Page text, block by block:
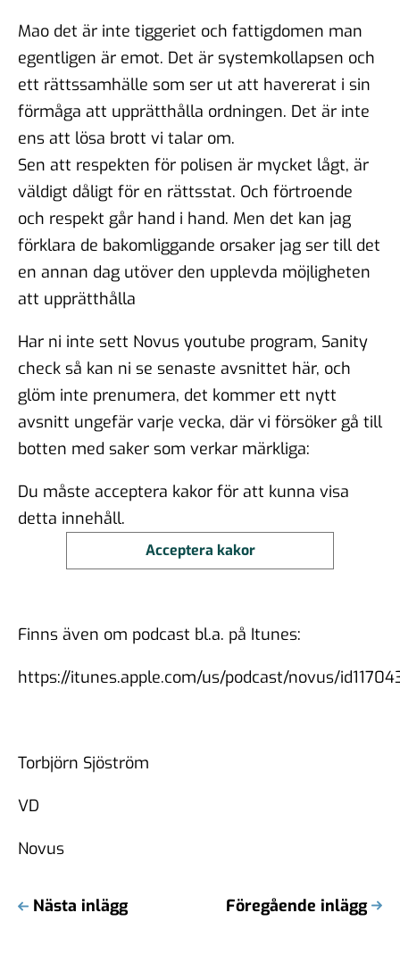
Mao det är inte tiggeriet och fattigdomen man
egentligen är emot. Det är systemkollapsen och
ett rättssamhälle som ser ut att havererat i sin
förmåga att upprätthålla ordningen. Det är inte
ens att lösa brott vi talar om.
Sen att respekten för polisen är mycket lågt, är
väldigt dåligt för en rättsstat. Och förtroende
och respekt går hand i hand. Men det kan jag
förklara de bakomliggande orsaker jag ser till det
en annan dag utöver den upplevda möjligheten
att upprätthålla
Har ni inte sett Novus youtube program, Sanity
check så kan ni se senaste avsnittet här, och
glöm inte prenumera, det kommer ett nytt
avsnitt ungefär varje vecka, där vi försöker gå till
botten med saker som verkar märkliga:
Du måste acceptera kakor för att kunna visa
detta innehåll.
Acceptera kakor
Finns även om podcast bl.a. på Itunes:
https://itunes.apple.com/us/podcast/novus/
Torbjörn Sjöström
VD
Novus
Nästa inlägg Föregående inlägg